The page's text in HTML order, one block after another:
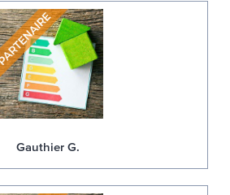
Gauthier G.